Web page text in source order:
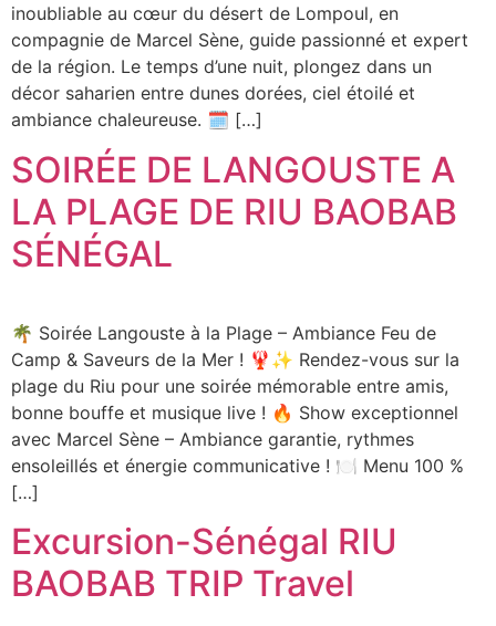
inoubliable au cœur du désert de Lompoul, en
compagnie de Marcel Sène, guide passionné et expert
de la région. Le temps d’une nuit, plongez dans un
décor saharien entre dunes dorées, ciel étoilé et
ambiance chaleureuse. 🗓 […]
SOIRÉE DE LANGOUSTE A
LA PLAGE DE RIU BAOBAB
SÉNÉGAL
🌴 Soirée Langouste à la Plage – Ambiance Feu de
Camp & Saveurs de la Mer ! 🦞✨ Rendez-vous sur la
plage du Riu pour une soirée mémorable entre amis,
bonne bouffe et musique live ! 🔥 Show exceptionnel
avec Marcel Sène – Ambiance garantie, rythmes
ensoleillés et énergie communicative ! 🍽️ Menu 100 %
[…]
Excursion-Sénégal RIU
BAOBAB TRIP Travel